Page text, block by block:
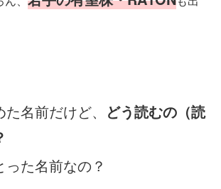
名前だけど、
どう読むの（読
った名前なの？